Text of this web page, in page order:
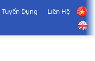
Tuyển Dụng Liên Hệ